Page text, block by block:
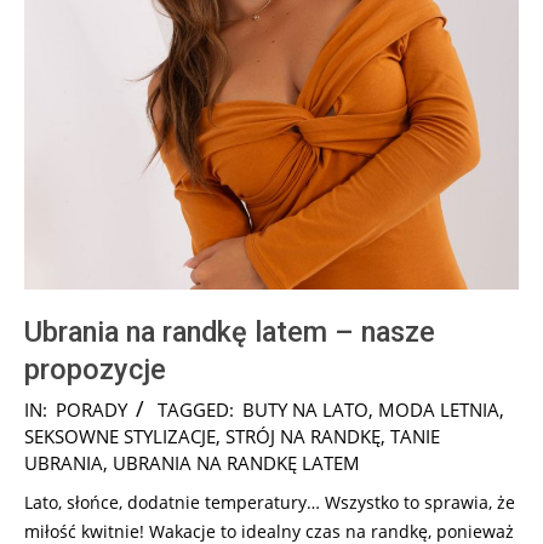
Ubrania na randkę latem – nasze
propozycje
2025-
07-
24
IN: PORADY TAGGED: BUTY NA LATO, MODA LETNIA,
SEKSOWNE STYLIZACJE, STRÓJ NA RANDKĘ, TANIE
UBRANIA, UBRANIA NA RANDKĘ LATEM
Lato, słońce, dodatnie temperatury… Wszystko to sprawia, że
miłość kwitnie! Wakacje to idealny czas na randkę, ponieważ